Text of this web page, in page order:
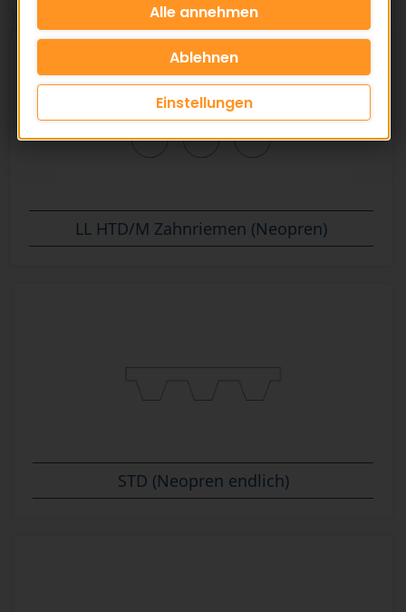
LL HTD/M Zahnriemen (Neopren)
STD (Neopren endlich)
Einstellungen